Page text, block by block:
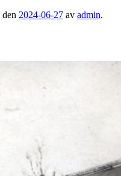
den 2024-06-27 av admin.